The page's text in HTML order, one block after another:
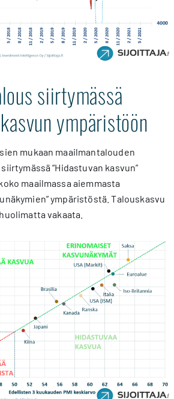
siirtymässä
ympäristöön
mukaan maailmantalouden
“Hidastuvan kasvun”
maailmassa aiemmasta
ympäristöstä. Talouskasvu
vakaata.